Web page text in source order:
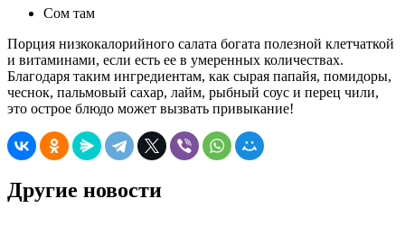
Сом там
Порция низкокалорийного салата богата полезной клетчаткой
и витаминами, если есть ее в умеренных количествах.
Благодаря таким ингредиентам, как сырая папайя, помидоры,
чеснок, пальмовый сахар, лайм, рыбный соус и перец чили,
это острое блюдо может вызвать привыкание!
Другие новости